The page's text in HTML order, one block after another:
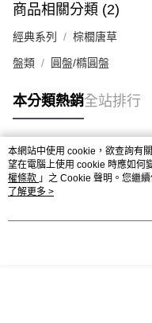
商品相關分類 (2)
經典系列 棕櫚唐草
盤類 圓盤/橢圓盤
本分類熱銷全站排行
熱門標籤
本網站中使用 cookie，欲查詢有
望在電腦上使用 cookie 時應如何
權條款 」之 Cookie 聲明。您繼
用條款之 Cookie 聲明使用 cookie
了解更多 >